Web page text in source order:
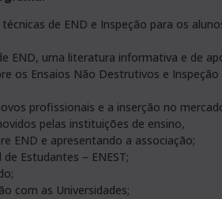
de END e Inspeção para os
END, uma literatura informativa e de
os Ensaios Não Destrutivos e Inspeção
profissionais e a inserção no
pelas instituições de ensino,
END e apresentando a associação;
Estudantes – ENEST;
com as Universidades;